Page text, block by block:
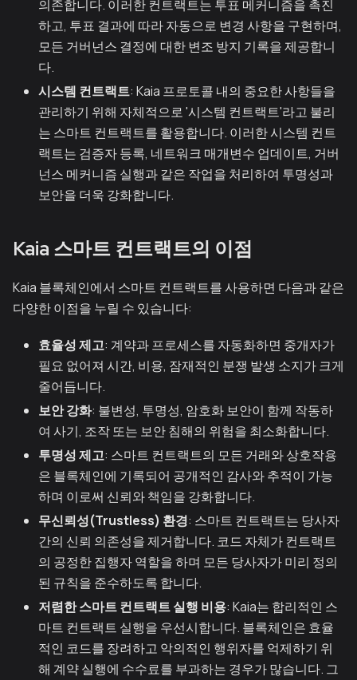
의존합니다. 이러한 컨트랙트는 투표 메커니즘을 촉진
하고, 투표 결과에 따라 자동으로 변경 사항을 구현하며,
모든 거버넌스 결정에 대한 변조 방지 기록을 제공합니
다.
시스템 컨트랙트: Kaia 프로토콜 내의 중요한 사항들을
관리하기 위해 자체적으로 '시스템 컨트랙트'라고 불리
는 스마트 컨트랙트를 활용합니다. 이러한 시스템 컨트
랙트는 검증자 등록, 네트워크 매개변수 업데이트, 거버
넌스 메커니즘 실행과 같은 작업을 처리하여 투명성과
보안을 더욱 강화합니다.
Kaia 스마트 컨트랙트의 이점
Kaia 블록체인에서 스마트 컨트랙트를 사용하면 다음과 같은
다양한 이점을 누릴 수 있습니다:
효율성 제고: 계약과 프로세스를 자동화하면 중개자가
필요 없어져 시간, 비용, 잠재적인 분쟁 발생 소지가 크게
줄어듭니다.
보안 강화: 불변성, 투명성, 암호화 보안이 함께 작동하
여 사기, 조작 또는 보안 침해의 위험을 최소화합니다.
투명성 제고: 스마트 컨트랙트의 모든 거래와 상호작용
은 블록체인에 기록되어 공개적인 감사와 추적이 가능
하며 이로써 신뢰와 책임을 강화합니다.
무신뢰성(Trustless) 환경: 스마트 컨트랙트는 당사자
간의 신뢰 의존성을 제거합니다. 코드 자체가 컨트랙트
의 공정한 집행자 역할을 하며 모든 당사자가 미리 정의
된 규칙을 준수하도록 합니다.
저렴한 스마트 컨트랙트 실행 비용: Kaia는 합리적인 스
마트 컨트랙트 실행을 우선시합니다. 블록체인은 효율
적인 코드를 장려하고 악의적인 행위자를 억제하기 위
해 계약 실행에 수수료를 부과하는 경우가 많습니다. 그